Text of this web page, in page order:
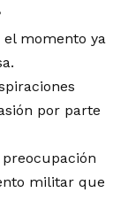
el momento ya
por parte
militar que